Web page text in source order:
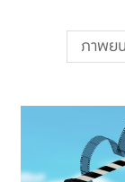
แบบประกันทั้ง
แบบประกันที่เหม
เปรียบเทียบแ
ภาพย